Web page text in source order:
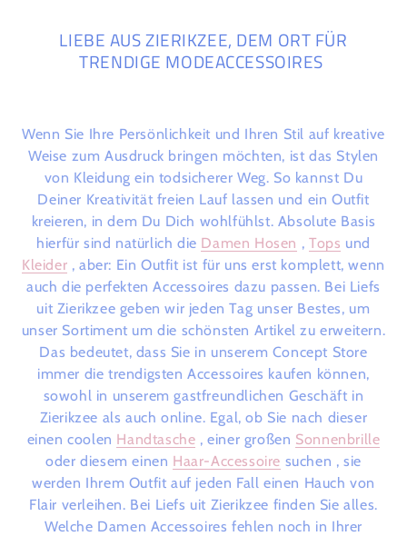
LIEBE AUS ZIERIKZEE, DEM ORT FÜR
TRENDIGE MODEACCESSOIRES
Wenn Sie Ihre Persönlichkeit und Ihren Stil auf kreative
Weise zum Ausdruck bringen möchten, ist das Stylen
von Kleidung ein todsicherer Weg. So kannst Du
Deiner Kreativität freien Lauf lassen und ein Outfit
kreieren, in dem Du Dich wohlfühlst. Absolute Basis
hierfür sind natürlich die Damen Hosen , Tops und
Kleider , aber: Ein Outfit ist für uns erst komplett, wenn
auch die perfekten Accessoires dazu passen. Bei Liefs
uit Zierikzee geben wir jeden Tag unser Bestes, um
unser Sortiment um die schönsten Artikel zu erweitern.
Das bedeutet, dass Sie in unserem Concept Store
immer die trendigsten Accessoires kaufen können,
sowohl in unserem gastfreundlichen Geschäft in
Zierikzee als auch online. Egal, ob Sie nach dieser
einen coolen Handtasche , einer großen Sonnenbrille
oder diesem einen Haar-Accessoire suchen , sie
werden Ihrem Outfit auf jeden Fall einen Hauch von
Flair verleihen. Bei Liefs uit Zierikzee finden Sie alles.
Welche Damen Accessoires fehlen noch in Ihrer